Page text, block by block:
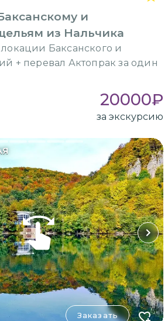
и
из Нальчика
Баксанского и
+ перевал Актопрак за один
20000₽
за экскурсию
Заказать